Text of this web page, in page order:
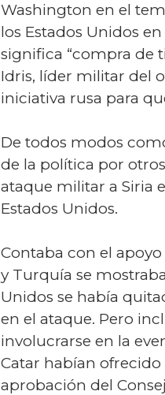
Washington en el
los Estados Unidos
significa “compra de
Idris, líder militar del
iniciativa rusa para
De todos modos
de la política por
ataque militar a Siria
Estados Unidos.
Contaba con el
y Turquía se
Unidos se había
en el ataque. Pero
involucrarse en la
Catar habían
aprobación del